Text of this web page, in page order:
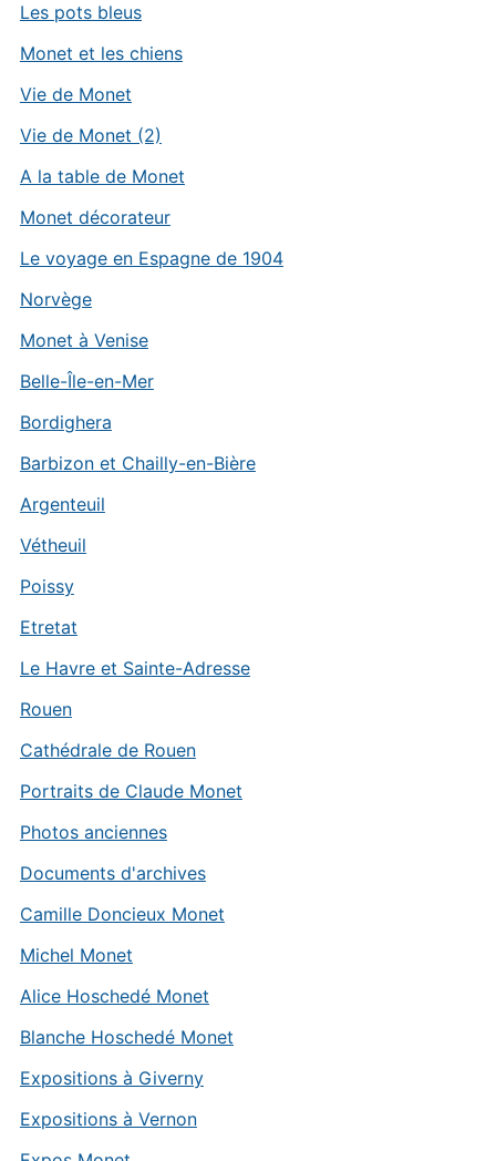
Les pots bleus
Monet et les chiens
Vie de Monet
Vie de Monet (2)
A la table de Monet
Monet décorateur
Le voyage en Espagne de 1904
Norvège
Monet à Venise
Belle-Île-en-Mer
Bordighera
Barbizon et Chailly-en-Bière
Argenteuil
Vétheuil
Poissy
Etretat
Le Havre et Sainte-Adresse
Rouen
Cathédrale de Rouen
Portraits de Claude Monet
Photos anciennes
Documents d'archives
Camille Doncieux Monet
Michel Monet
Alice Hoschedé Monet
Blanche Hoschedé Monet
Expositions à Giverny
Expositions à Vernon